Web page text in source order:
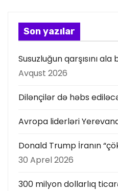
a
ı
Son yazılar
Susuzluğun qarşısını
Avqust 2026
Dilənçilər də həbs
Avropa liderləri
Donald Trump İranın
30 Aprel 2026
300 milyon dollarlıq